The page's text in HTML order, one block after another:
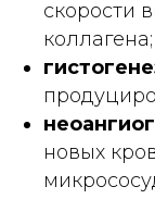
скорости
коллагена;
новых